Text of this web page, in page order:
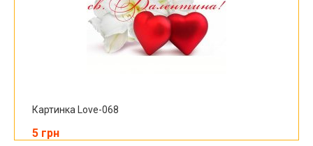
Картинка Love-068
5 грн